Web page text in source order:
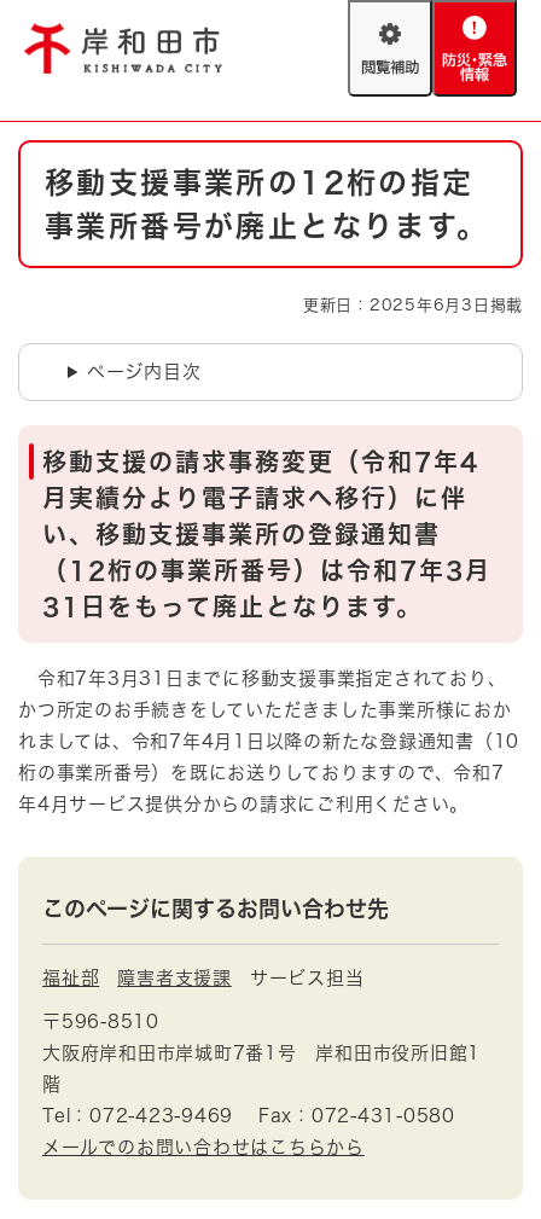
閲
助
防
緊
情
報
やさしい日本語
防災・緊急情報 救急・消防
ハザードマップ AED設置箇所
本
移動支援事業所の12桁の指定
事業所番号が廃止となります。
更新日：2025年6月3日掲載
ページ内目次
移動支援の請求事務変更（令和7年4
月実績分より電子請求へ移行）に伴
い、移動支援事業所の登録通知書
（12桁の事業所番号）は令和7年3月
31日をもって廃止となります。
令和7年3月31日までに移動支援事業指定されており、
かつ所定のお手続きをしていただきました事業所様におか
れましては、令和7年4月1日以降の新たな登録通知書（10
桁の事業所番号）を既にお送りしておりますので、令和7
年4月サービス提供分からの請求にご利用ください。
このページに関するお問い合わせ先
福祉部 障害者支援課 サービス担当
〒596-8510
大阪府岸和田市岸城町7番1号 岸和田市役所旧館1
階
Tel：072-423-9469
Fax：072-431-0580
メールでのお問い合わせはこちらから